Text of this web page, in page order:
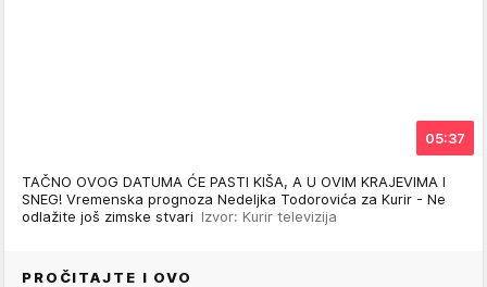
05:37
TAČNO OVOG DATUMA ĆE PASTI KIŠA, A U OVIM KRAJEVIMA I
SNEG! Vremenska prognoza Nedeljka Todorovića za Kurir - Ne
odlažite još zimske stvari Izvor: Kurir televizija
PROČITAJTE I OVO